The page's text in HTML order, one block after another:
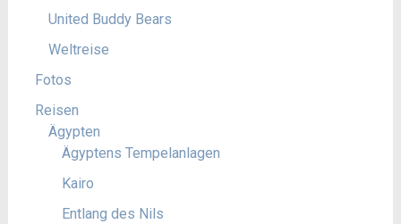
United Buddy Bears
Weltreise
Fotos
Reisen
Ägypten
Ägyptens Tempelanlagen
Kairo
Entlang des Nils